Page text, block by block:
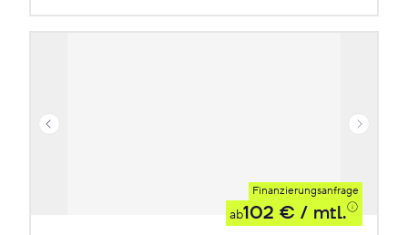
Finanzierungsanfrage
ab102 € / mtl.